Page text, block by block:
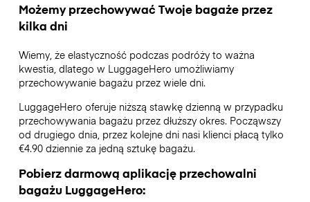
Możemy przechowywać Twoje bagaże przez
kilka dni
Wiemy, że elastyczność podczas podróży to ważna
kwestia, dlatego w LuggageHero umożliwiamy
przechowywanie bagażu przez wiele dni.
LuggageHero oferuje niższą stawkę dzienną w przypadku
przechowywania bagażu przez dłuższy okres. Począwszy
od drugiego dnia, przez kolejne dni nasi klienci płacą tylko
€4.90 dziennie za jedną sztukę bagażu.
Pobierz darmową aplikację przechowalni
bagażu LuggageHero: